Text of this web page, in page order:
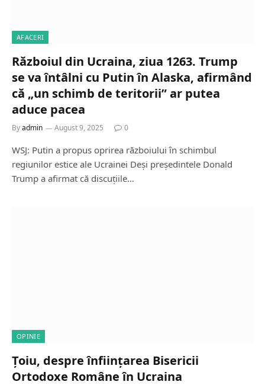
AFACERI
Războiul din Ucraina, ziua 1263. Trump
se va întâlni cu Putin în Alaska, afirmând
că „un schimb de teritorii” ar putea
aduce pacea
Byadmin August 9, 2025 0
WSJ: Putin a propus oprirea războiului în schimbul
regiunilor estice ale Ucrainei Deși președintele Donald
Trump a afirmat că discuțiile…
OPINIE
Țoiu, despre înființarea Bisericii
Ortodoxe Române în Ucraina